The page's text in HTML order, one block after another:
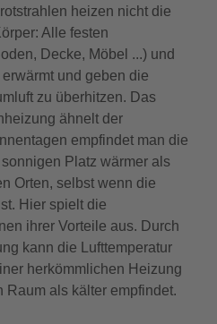
heizen nicht die
Alle festen
Decke, Möbel ...) und
und geben die
zu überhitzen. Das
ähnelt der
empfindet man die
Platz wärmer als
Orten, selbst wenn die
Hier spielt die
ihrer Vorteile aus. Durch
kann die Lufttemperatur
herkömmlichen Heizung
Raum als kälter empfindet.